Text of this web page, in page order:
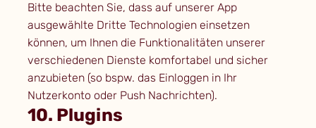
Bitte beachten Sie, dass auf unserer App
ausgewählte Dritte Technologien einsetzen
können, um Ihnen die Funktionalitäten unserer
verschiedenen Dienste komfortabel und sicher
anzubieten (so bspw. das Einloggen in Ihr
Nutzerkonto oder Push Nachrichten).
10. Plugins